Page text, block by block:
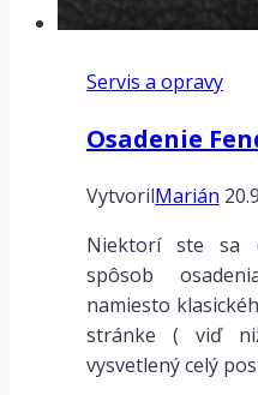
Servis a opravy
Osadenie
VytvorilMarián
Niektorí ste sa
spôsob
namiesto
stránke ( viď
vysvetlený celý